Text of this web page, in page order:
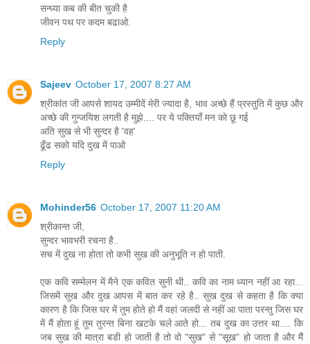
सन्ध्या कब की बीत चुकी है
जीवन पथ पर कदम बढाओ.
Reply
Sajeev October 17, 2007 8:27 AM
श्रीकांत जी आपसे शायद उम्मीदें मेरी ज्यादा है, भाव अच्छे हैं प्रस्तुति में कुछ और
अच्छे की गुन्जयिश लगती है मुझे.... पर ये पक्तियाँ मन को छू गई
अति सुख से भी सुन्दर है 'वह'
ढूँढ सको यदि दुख में पाओ
Reply
Mohinder56 October 17, 2007 11:20 AM
श्रीकान्त जी,
सुन्दर भावभरी रचना है..
सच में दुख ना होता तो कभी सुख की अनुभूति न हो पाती.
एक कवि सम्मेलन में मैने एक कवित सुनी थी.. कवि का नाम ध्यान नहीं आ रहा...
जिसमें सुख और दुख आपस में बात कर रहे है.. सुख दुख से कहता है कि क्या
कारण है कि जिस घर में तुम होते हो मैं वहां जलदी से नहीं आ पाता परन्तु जिस घर
में मैं होता हूं तुम तुरन्त बिना खटके चले आते हो... तब दुख का उत्तर था.... कि
जब सुख की मात्रा बडी हो जाती है तो वो "सुख" से "सूख" हो जाता है और मैं